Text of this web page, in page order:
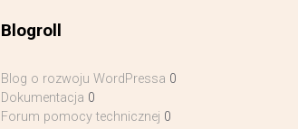
Blogroll
Blog o rozwoju WordPressa 0
Dokumentacja 0
Forum pomocy technicznej 0